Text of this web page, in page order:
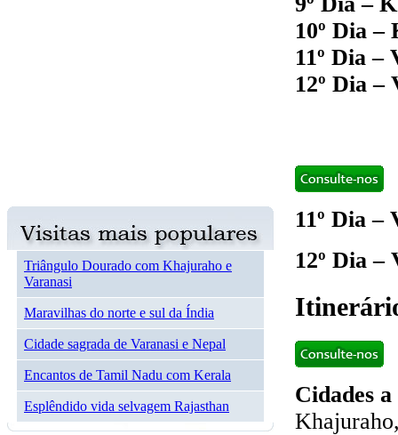
Triângulo Dourado com Khajuraho e
Varanasi
Maravilhas do norte e sul da Índia
Cidade sagrada de Varanasi e Nepal
Encantos de Tamil Nadu com Kerala
Esplêndido vida selvagem Rajasthan
10º Dia –
11º Dia –
12º Dia –
11º Dia –
12º Dia –
Cidades